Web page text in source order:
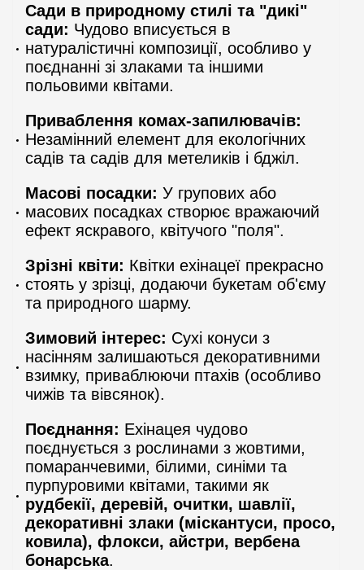
Сади в природному стилі та "дикі"
сади: Чудово вписується в
натуралістичні композиції, особливо у
поєднанні зі злаками та іншими
польовими квітами.
Приваблення комах-запилювачів:
Незамінний елемент для екологічних
садів та садів для метеликів і бджіл.
Масові посадки: У групових або
масових посадках створює вражаючий
ефект яскравого, квітучого "поля".
Зрізні квіти: Квітки ехінацеї прекрасно
стоять у зрізці, додаючи букетам об'єму
та природного шарму.
Зимовий інтерес: Сухі конуси з
насінням залишаються декоративними
взимку, приваблюючи птахів (особливо
чижів та вівсянок).
Поєднання: Ехінацея чудово
поєднується з рослинами з жовтими,
помаранчевими, білими, синіми та
пурпуровими квітами, такими як
рудбекії, деревій, очитки, шавлії,
декоративні злаки (міскантуси, просо,
ковила), флокси, айстри, вербена
бонарська.